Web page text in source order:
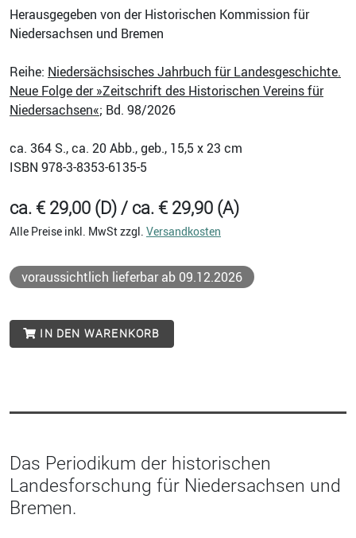
Herausgegeben von der Historischen Kommission für
Niedersachsen und Bremen
Reihe: Niedersächsisches Jahrbuch für Landesgeschichte.
Neue Folge der »Zeitschrift des Historischen Vereins für
Niedersachsen«; Bd. 98/2026
ca. 364 S., ca. 20 Abb., geb., 15,5 x 23 cm
ISBN 978-3-8353-6135-5
ca. € 29,00 (D) / ca. € 29,90 (A)
Alle Preise inkl. MwSt zzgl. Versandkosten
voraussichtlich lieferbar ab 09.12.2026
IN DEN WARENKORB
Das Periodikum der historischen
Landesforschung für Niedersachsen und
Bremen.